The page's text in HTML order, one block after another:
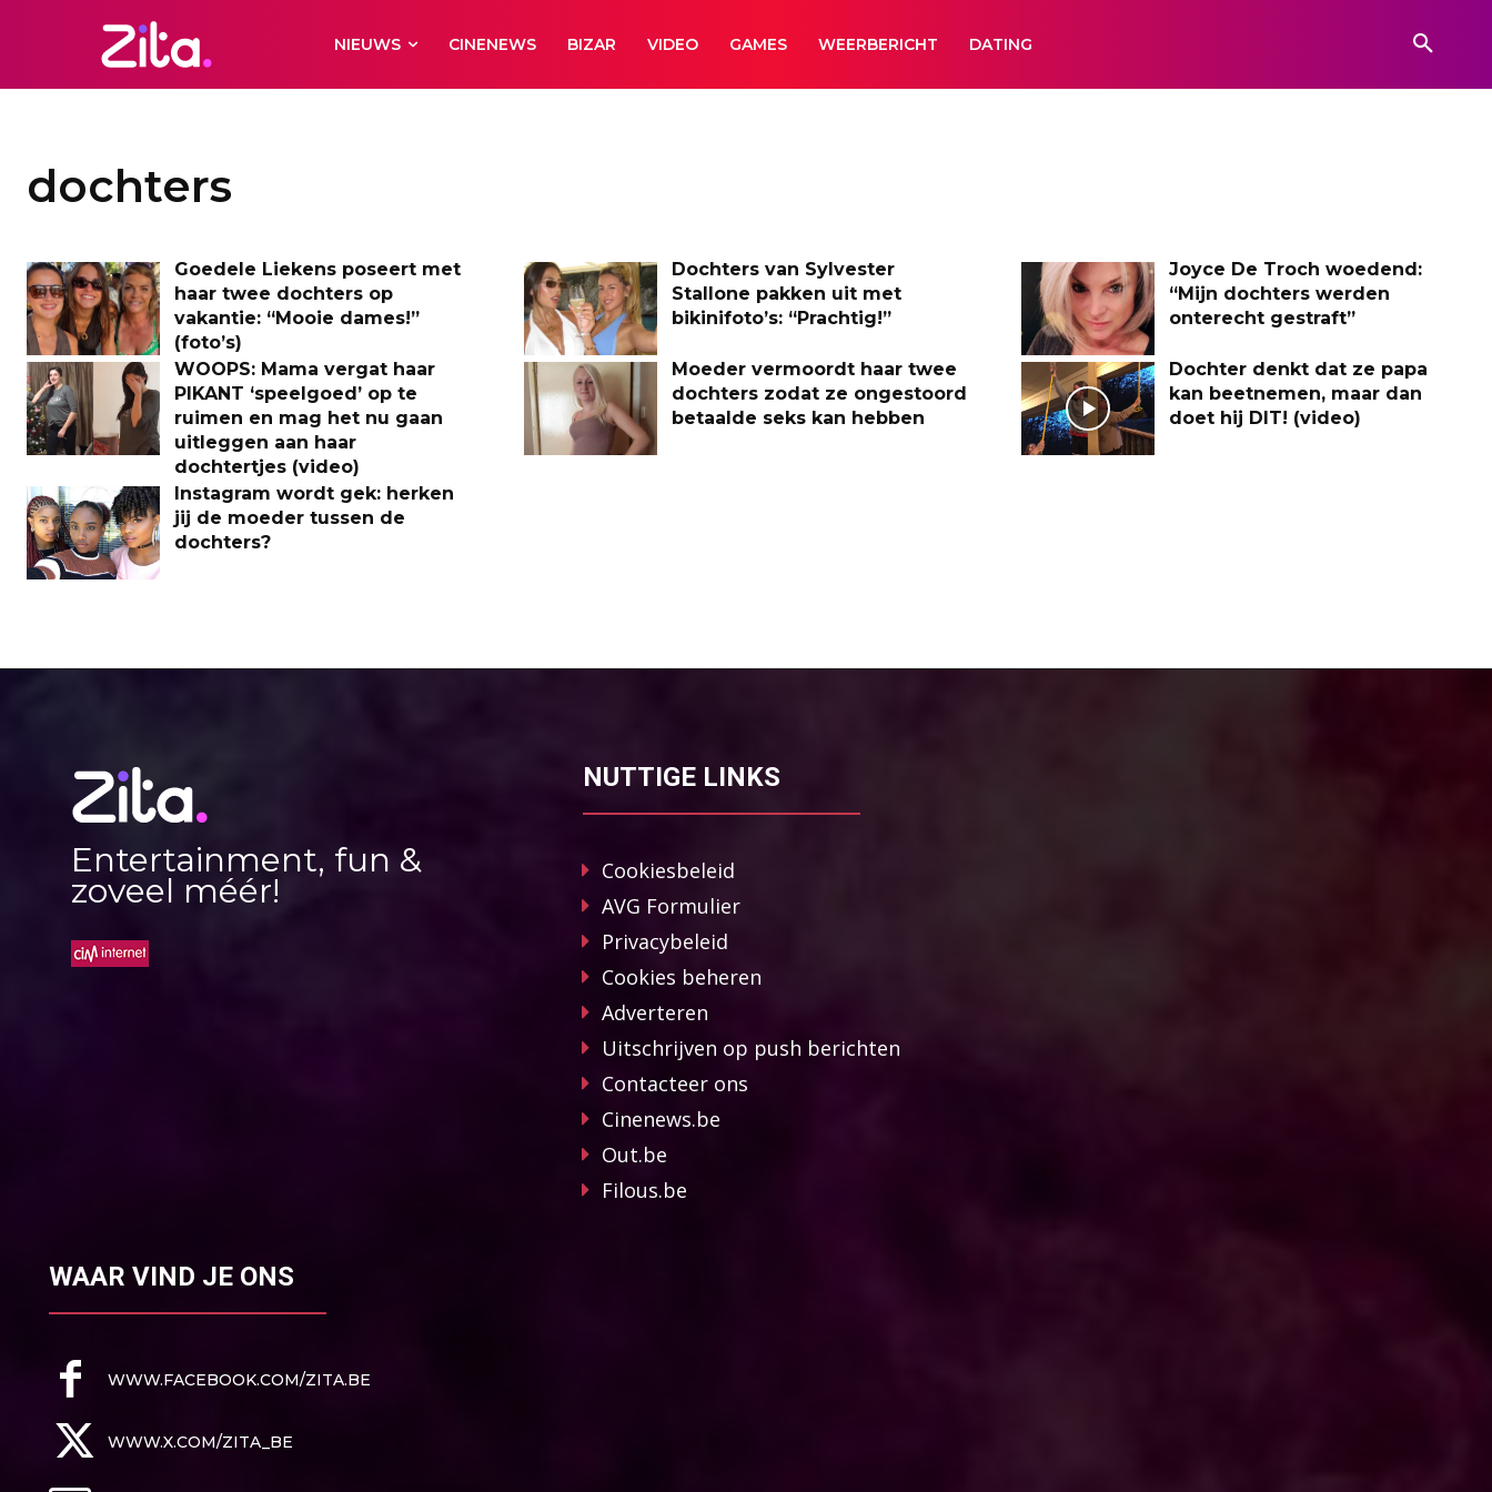
NIEUWS CINENEWS BIZAR VIDEO GAMES WEERBERICHT DATING
dochters
Goedele Liekens poseert met
haar twee dochters op
vakantie: “Mooie dames!”
(foto’s)
Dochters van Sylvester
Stallone pakken uit met
bikinifoto’s: “Prachtig!”
Joyce De Troch woedend:
“Mijn dochters werden
onterecht gestraft”
WOOPS: Mama vergat haar
PIKANT ‘speelgoed’ op te
ruimen en mag het nu gaan
uitleggen aan haar
dochtertjes (video)
Moeder vermoordt haar twee
dochters zodat ze ongestoord
betaalde seks kan hebben
Dochter denkt dat ze papa
kan beetnemen, maar dan
doet hij DIT! (video)
Instagram wordt gek: herken
jij de moeder tussen de
dochters?
Entertainment, fun &
zoveel méér!
NUTTIGE LINKS
Cookiesbeleid
AVG Formulier
Privacybeleid
Cookies beheren
Adverteren
Uitschrijven op push berichten
Contacteer ons
Cinenews.be
Out.be
Filous.be
WAAR VIND JE ONS
WWW.FACEBOOK.COM/ZITA.BE
WWW.X.COM/ZITA_BE